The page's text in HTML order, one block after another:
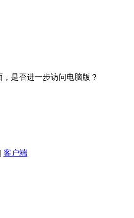
是否进一步访问电脑版？
| 客户端